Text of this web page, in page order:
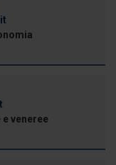
veneree